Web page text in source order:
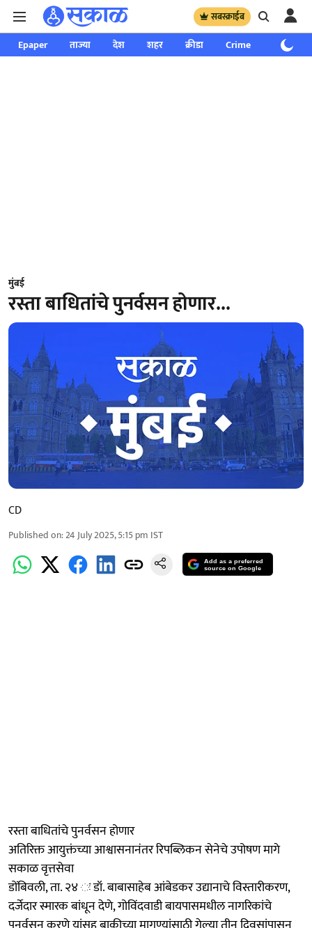
सबस्क्राईब
Epaper ताज्या देश शहर क्रीडा Crime साप्ताहिक
मुंबई
रस्ता बाधितांचे पुनर्वसन होणार...
CD
Published on:24 July 2025, 5:15 pm IST
Add as a preferred
source on Google
रस्ता बाधितांचे पुनर्वसन होणार
अतिरिक्त आयुक्तंच्या आश्वासनानंतर रिपब्लिकन सेनेचे उपोषण मागे
सकाळ वृत्तसेवा
डोंबिवली, ता. २४ ः डॉ. बाबासाहेब आंबेडकर उद्यानाचे विस्तारीकरण,
दर्जेदार स्मारक बांधून देणे, गोविंदवाडी बायपासमधील नागरिकांचे